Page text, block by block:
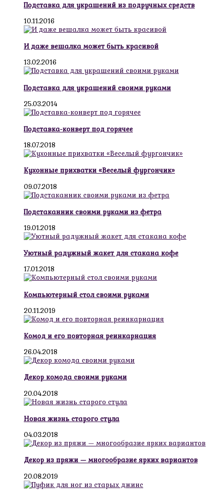
Подставка для украшений из подручных средств
10.11.2016
И даже вешалка может быть красивой
13.02.2016
Подставка для украшений своими руками
25.03.2014
Подставка-конверт под горячее
18.07.2018
Кухонные прихватки «Веселый фургончик»
09.07.2018
Подстаканник своими руками из фетра
19.01.2018
Уютный радужный жакет для стакана кофе
17.01.2018
Компьютерный стол своими руками
20.11.2019
Комод и его повторная реинкарнация
26.04.2018
Декор комода своими руками
20.04.2018
Новая жизнь старого стула
04.03.2018
Декор из пряжи — многообразие ярких вариантов
20.08.2019